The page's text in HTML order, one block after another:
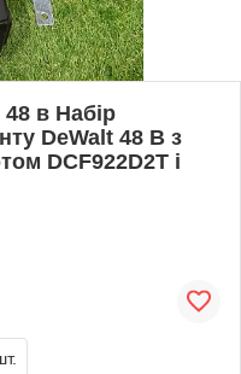
48 в Набір
DeWalt 48 В з
DCF922D2T і